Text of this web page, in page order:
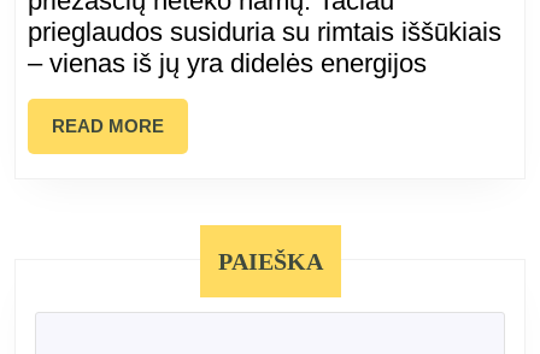
kodėl
prieglaudos susiduria su rimtais iššūkiais
– vienas iš jų yra didelės energijos
READ MOREREAD
MORE
PAIEŠKA